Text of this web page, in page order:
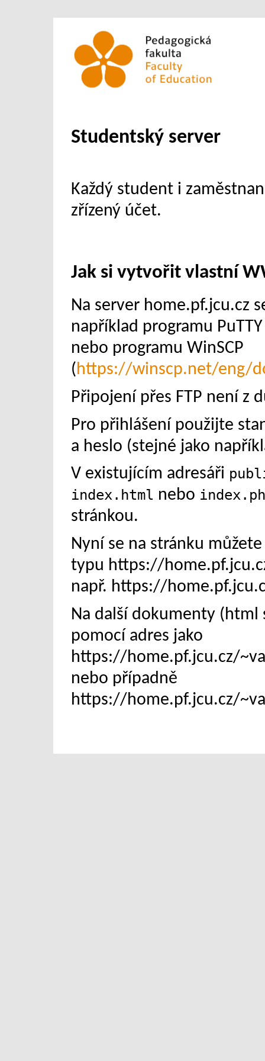
Studentský server
Každý student i
zřízený účet.
Jak si vytvořit vlastní
Na server home.pf.jcu.cz
například programu
nebo programu WinSCP
(https://winscp.net/eng/
Připojení přes FTP není z
Pro přihlášení použijte
a heslo (stejné jako
V existujícím adresáři
index.html nebo
stránkou.
Nyní se na stránku
typu https://
např. https://
Na další dokumenty (html
pomocí adres jako
https://home.pf.jcu.cz/
nebo případně
https://home.pf.jcu.cz/